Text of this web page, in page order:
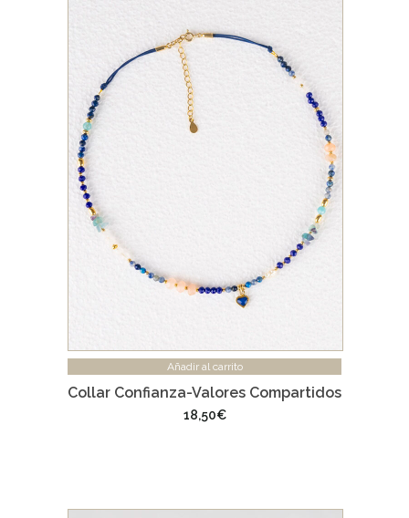
Añadir al carrito
Collar Confianza-Valores Compartidos
18,50€